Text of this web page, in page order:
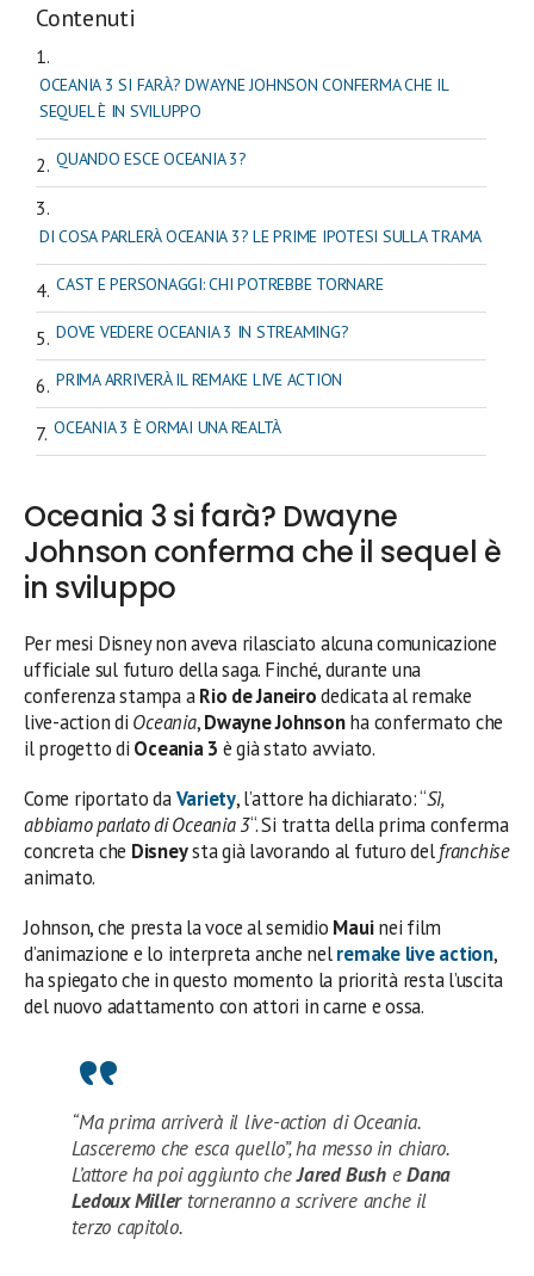
Contenuti
OCEANIA 3 SI FARÀ? DWAYNE JOHNSON CONFERMA CHE IL
SEQUEL È IN SVILUPPO
QUANDO ESCE OCEANIA 3?
DI COSA PARLERÀ OCEANIA 3? LE PRIME IPOTESI SULLA TRAMA
CAST E PERSONAGGI: CHI POTREBBE TORNARE
DOVE VEDERE OCEANIA 3 IN STREAMING?
PRIMA ARRIVERÀ IL REMAKE LIVE ACTION
OCEANIA 3 È ORMAI UNA REALTÀ
Oceania 3 si farà? Dwayne
Johnson conferma che il sequel è
in sviluppo
Per mesi Disney non aveva rilasciato alcuna comunicazione
ufficiale sul futuro della saga. Finché, durante una
conferenza stampa aRio de Janeirodedicata al remake
live-action di Oceania,Dwayne Johnsonha confermato che
il progetto di Oceania 3 è già stato avviato.
Come riportato daVariety, l’attore ha dichiarato: “Sì,
abbiamo parlato di Oceania 3“. Si tratta della prima conferma
concreta che Disneysta già lavorando al futuro delfranchise
animato.
Johnson, che presta la voce al semidio Mauinei film
d’animazione e lo interpreta anche nelremake live action,
ha spiegato che in questo momento la priorità resta l’uscita
del nuovo adattamento con attori in carne e ossa.
“Ma prima arriverà il live-action di Oceania.
Lasceremo che esca quello”, ha messo in chiaro.
L’attore ha poi aggiunto cheJared BusheDana
Ledoux Millertorneranno a scrivere anche il
terzo capitolo.